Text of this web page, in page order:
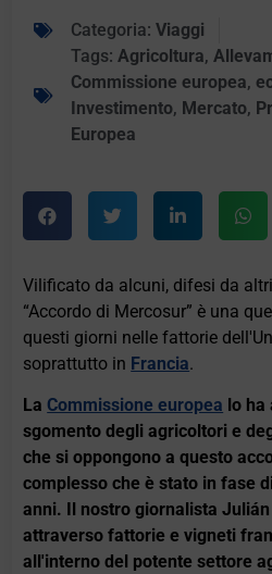
Categoria: Viaggi
Tags: Agricoltura,
Commissione europea,
Investimento, Mercato,
Europea
Vilificato da alcuni, difesi da
“Accordo di Mercosur” è una
questi giorni nelle fattorie
soprattutto in Francia.
La Commissione europea lo ha
sgomento degli agricoltori e
che si oppongono a questo
complesso che è stato in fase
anni. Il nostro giornalista
attraverso fattorie e vigneti
all'interno del potente settore